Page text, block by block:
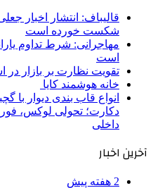
قالیباف: انتشار اخبار
شکست خورده است
مهاجرانی: شرط تداوم
است
تقویت نظارت بر بازار در
خانه هوشمند کایا
انواع قاب بندی دیوار با
دکارت؛ تحولی لوکس،
داخلی
آخرین اخبار
2 هفته پیش